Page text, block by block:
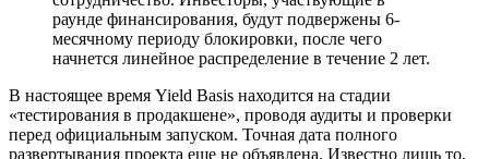
раунде финансирования, будут подвержены 6-
месячному периоду блокировки, после чего
начнется линейное распределение в течение 2 лет.
В настоящее время Yield Basis находится на стадии
«тестирования в продакшене», проводя аудиты и проверки
перед официальным запуском. Точная дата полного
развертывания проекта еще не объявлена. Известно лишь то,